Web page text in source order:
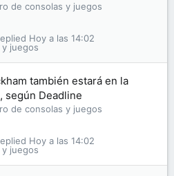
de consolas y juegos
juegos
Hoy a las 14:02
también estará en la
según Deadline
de consolas y juegos
juegos
Hoy a las 14:02